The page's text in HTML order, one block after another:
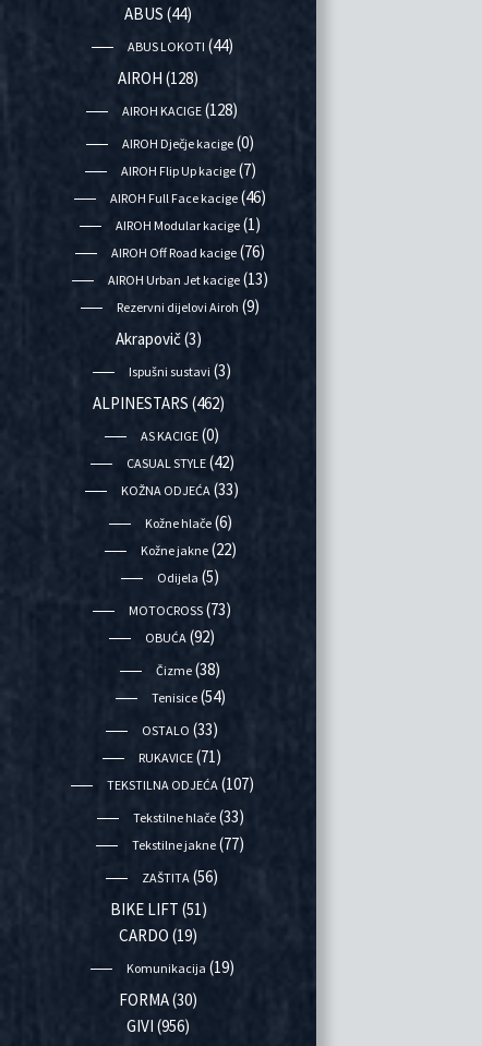
ABUS (44)
ABUS LOKOTI (44)
AIROH (128)
AIROH KACIGE (128)
AIROH Dječje kacige (0)
AIROH Flip Up kacige(7)
AIROH Full Face kacige (46)
AIROH Modular kacige (1)
AIROH Off Road kacige (76)
AIROH Urban Jet kacige (13)
Rezervni dijelovi Airoh (9)
Akrapovič(3)
Ispušni sustavi (3)
ALPINESTARS (462)
AS KACIGE (0)
CASUAL STYLE(42)
KOŽNA ODJEĆA (33)
Kožne hlače(6)
Kožne jakne(22)
Odijela (5)
MOTOCROSS (73)
OBUĆA (92)
Čizme (38)
Tenisice(54)
OSTALO (33)
RUKAVICE (71)
TEKSTILNA ODJEĆA(107)
Tekstilne hlače(33)
Tekstilne jakne (77)
ZAŠTITA (56)
BIKE LIFT (51)
CARDO (19)
Komunikacija (19)
FORMA(30)
GIVI (956)